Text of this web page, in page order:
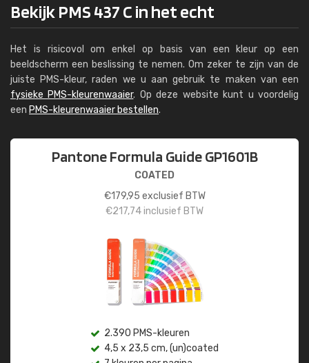
Bekijk PMS 437 C in het echt
Het is risicovol om enkel op basis van een kleur op een
beeldscherm een beslissing te nemen. Om zeker te zijn van de
juiste PMS-kleur, raden we u aan gebruik te maken van een
fysieke PMS-kleurenwaaier. Op deze website kunt u voordelig
een PMS-kleurenwaaier bestellen.
Pantone Formula Guide GP1601B
COATED
€179,95 exclusief BTW
€217,74inclusief BTW
2.390 PMS-kleuren
4,5 x 23,5 cm, (un)coated